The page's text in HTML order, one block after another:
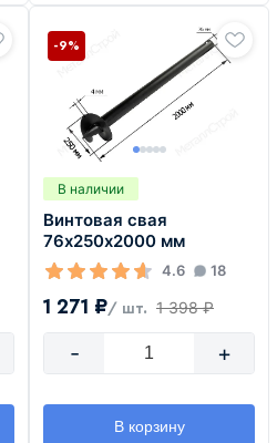
В наличии
Винтовая свая
76х250х2000 мм
4.6 18
1 271 ₽/ шт. 1 398 ₽
-9%
- +
В корзину